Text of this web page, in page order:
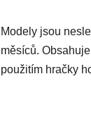
Modely jsou
měsíců.
použitím hračky